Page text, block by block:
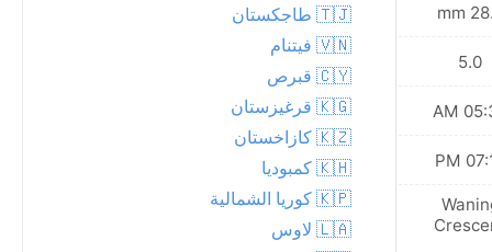
28.6
5.0
🇹🇯 طاجكستان
🇻🇳 فيتنام
🇨🇾 قبرص
🇰🇬 قرغيزستان
🇰🇿 كازاخستان
🇰🇭 كمبوديا
🇰🇵 كوريا الشمالية
🇱🇦 لاوس